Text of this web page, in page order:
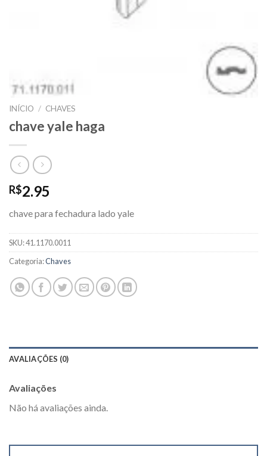
INÍCIO / CHAVES
chave yale haga
R$2.95
chave para fechadura lado yale
SKU:41.1170.0011
Categoria:Chaves
AVALIAÇÕES (0)
Avaliações
Não há avaliações ainda.